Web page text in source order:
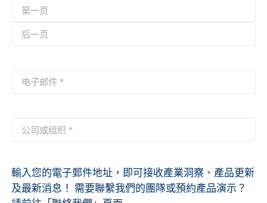
称
一
一
子
件
*
司
组
织
輸入您的電子郵件地址，即可接收產業洞察、產品更新
及最新消息！ 需要聯繫我們的團隊或預約產品演示？